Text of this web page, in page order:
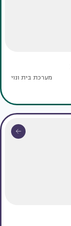
מערכת בית ונוי